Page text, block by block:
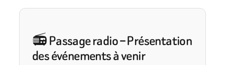
📻 Passage radio – Présentation
des événements à venir